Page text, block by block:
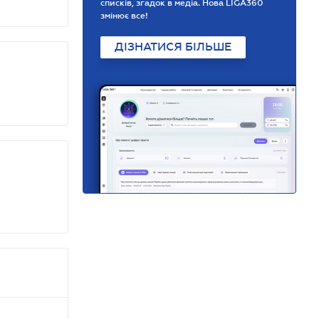
списків, згадок в медіа. Нова LIGA360
змінює все!
ДІЗНАТИСЯ БІЛЬШЕ